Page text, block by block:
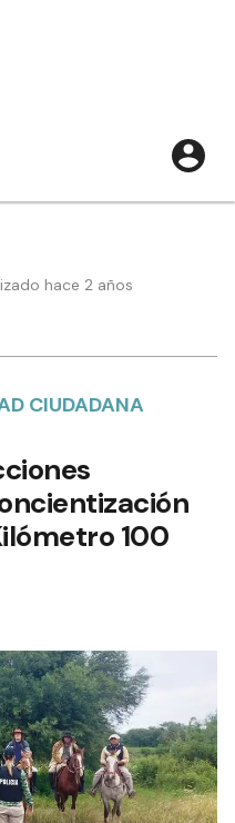
hace 2 años
CIUDADANA
100